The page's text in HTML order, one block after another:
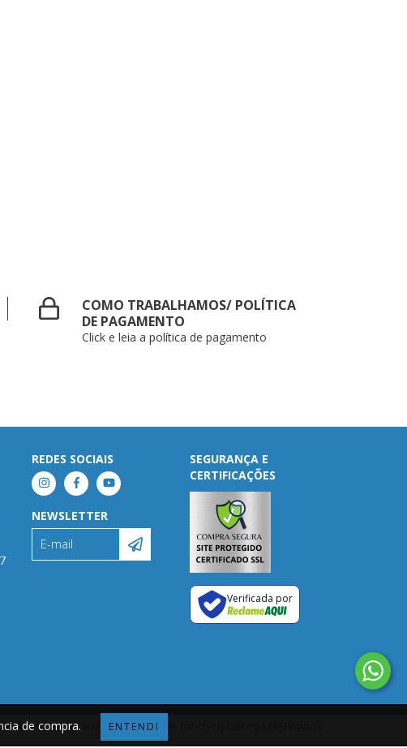
de compra. ENTENDI
COMO TRABALHAMOS/ POLÍTICA
DE PAGAMENTO
Click e leia a política de pagamento
REDES SOCIAIS
NEWSLETTER
SEGURANÇA E
CERTIFICAÇÕES
Verificada por
FECHO PRATA 925 - 36043878000151 - 2026. TODOS OS DIREITOS RESERVADOS.